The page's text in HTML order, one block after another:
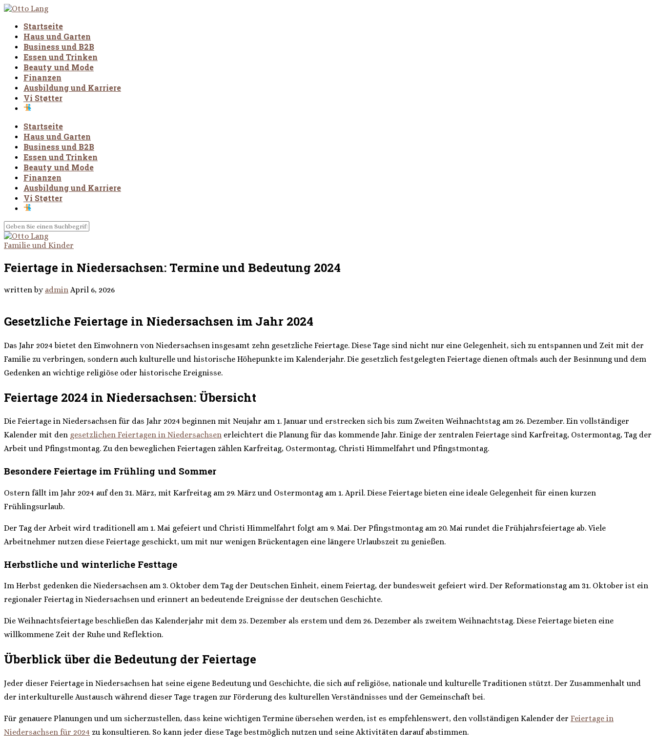
Startseite
Haus und Garten
Business und B2B
Essen und Trinken
Beauty und Mode
Finanzen
Ausbildung und Karriere
Vi Støtter
Startseite
Haus und Garten
Business und B2B
Essen und Trinken
Beauty und Mode
Finanzen
Ausbildung und Karriere
Vi Støtter
Familie und Kinder
Feiertage in Niedersachsen: Termine und Bedeutung 2024
written by admin April 6, 2026
Gesetzliche Feiertage in Niedersachsen im Jahr 2024
Das Jahr 2024 bietet den Einwohnern von Niedersachsen insgesamt zehn gesetzliche Feiertage. Diese Tage sind nicht nur eine Gelegenheit, sich zu entspannen und Zeit mit der
Familie zu verbringen, sondern auch kulturelle und historische Höhepunkte im Kalenderjahr. Die gesetzlich festgelegten Feiertage dienen oftmals auch der Besinnung und dem
Gedenken an wichtige religiöse oder historische Ereignisse.
Feiertage 2024 in Niedersachsen: Übersicht
Die Feiertage in Niedersachsen für das Jahr 2024 beginnen mit Neujahr am 1. Januar und erstrecken sich bis zum Zweiten Weihnachtstag am 26. Dezember. Ein vollständiger
Kalender mit den gesetzlichen Feiertagen in Niedersachsen erleichtert die Planung für das kommende Jahr. Einige der zentralen Feiertage sind Karfreitag, Ostermontag, Tag der
Arbeit und Pfingstmontag. Zu den beweglichen Feiertagen zählen Karfreitag, Ostermontag, Christi Himmelfahrt und Pfingstmontag.
Besondere Feiertage im Frühling und Sommer
Ostern fällt im Jahr 2024 auf den 31. März, mit Karfreitag am 29. März und Ostermontag am 1. April. Diese Feiertage bieten eine ideale Gelegenheit für einen kurzen
Frühlingsurlaub.
Der Tag der Arbeit wird traditionell am 1. Mai gefeiert und Christi Himmelfahrt folgt am 9. Mai. Der Pfingstmontag am 20. Mai rundet die Frühjahrsfeiertage ab. Viele
Arbeitnehmer nutzen diese Feiertage geschickt, um mit nur wenigen Brückentagen eine längere Urlaubszeit zu genießen.
Herbstliche und winterliche Festtage
Im Herbst gedenken die Niedersachsen am 3. Oktober dem Tag der Deutschen Einheit, einem Feiertag, der bundesweit gefeiert wird. Der Reformationstag am 31. Oktober ist ein
regionaler Feiertag in Niedersachsen und erinnert an bedeutende Ereignisse der deutschen Geschichte.
Die Weihnachtsfeiertage beschließen das Kalenderjahr mit dem 25. Dezember als erstem und dem 26. Dezember als zweitem Weihnachtstag. Diese Feiertage bieten eine
willkommene Zeit der Ruhe und Reflektion.
Überblick über die Bedeutung der Feiertage
Jeder dieser Feiertage in Niedersachsen hat seine eigene Bedeutung und Geschichte, die sich auf religiöse, nationale und kulturelle Traditionen stützt. Der Zusammenhalt und
der interkulturelle Austausch während dieser Tage tragen zur Förderung des kulturellen Verständnisses und der Gemeinschaft bei.
Für genauere Planungen und um sicherzustellen, dass keine wichtigen Termine übersehen werden, ist es empfehlenswert, den vollständigen Kalender der Feiertage in
Niedersachsen für 2024 zu konsultieren. So kann jeder diese Tage bestmöglich nutzen und seine Aktivitäten darauf abstimmen.